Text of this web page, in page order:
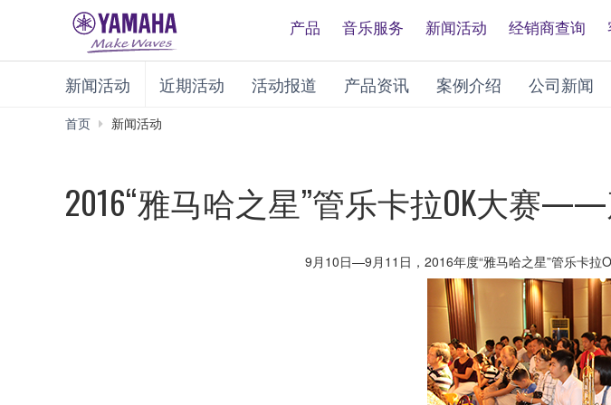
产品 音乐服务 新闻活动 经销商查询
新闻活动 近期活动 活动报道 产品资讯 案例介绍 公司新闻
首页 新闻活动
2016“雅马哈之星”管乐卡拉OK大赛
9月10日—9月11日，2016年度“雅马哈之星”管乐卡拉